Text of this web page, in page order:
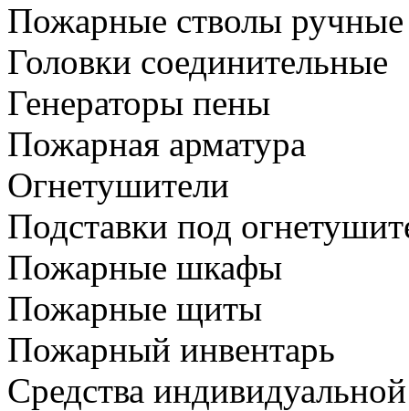
Пожарные стволы ручные
Головки соединительные
Генераторы пены
Пожарная арматура
Огнетушители
Подставки под
Пожарные шкафы
Пожарные щиты
Пожарный инвентарь
Средства